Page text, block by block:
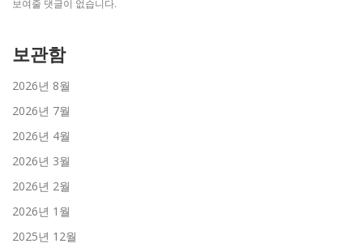
보여줄 댓글이 없습니다.
보관함
2026년 8월
2026년 7월
2026년 4월
2026년 3월
2026년 2월
2026년 1월
2025년 12월